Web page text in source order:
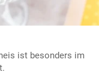
ist besonders im